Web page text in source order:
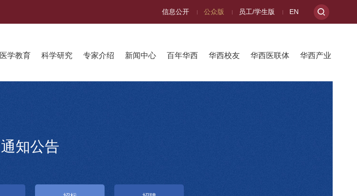
信息公开 公众版 员工/学生版 EN
医学教育 科学研究 专家介绍 新闻中心 百年华西 华西校友 华西医联体 华西产业
通知公告